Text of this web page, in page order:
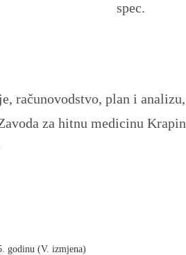
spec.
računovodstvo, plan i
za hitnu medicinu
godinu (V. izmjena)